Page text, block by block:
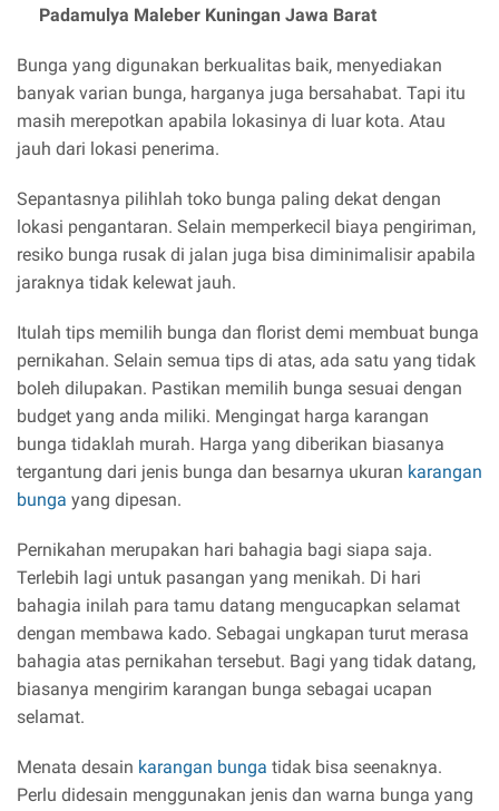
Padamulya Maleber Kuningan Jawa Barat
Bunga yang digunakan berkualitas baik, menyediakan
banyak varian bunga, harganya juga bersahabat. Tapi itu
masih merepotkan apabila lokasinya di luar kota. Atau
jauh dari lokasi penerima.
Sepantasnya pilihlah toko bunga paling dekat dengan
lokasi pengantaran. Selain memperkecil biaya pengiriman,
resiko bunga rusak di jalan juga bisa diminimalisir apabila
jaraknya tidak kelewat jauh.
Itulah tips memilih bunga dan florist demi membuat bunga
pernikahan. Selain semua tips di atas, ada satu yang tidak
boleh dilupakan. Pastikan memilih bunga sesuai dengan
budget yang anda miliki. Mengingat harga karangan
bunga tidaklah murah. Harga yang diberikan biasanya
tergantung dari jenis bunga dan besarnya ukuran karangan
bunga yang dipesan.
Pernikahan merupakan hari bahagia bagi siapa saja.
Terlebih lagi untuk pasangan yang menikah. Di hari
bahagia inilah para tamu datang mengucapkan selamat
dengan membawa kado. Sebagai ungkapan turut merasa
bahagia atas pernikahan tersebut. Bagi yang tidak datang,
biasanya mengirim karangan bunga sebagai ucapan
selamat.
Menata desain karangan bunga tidak bisa seenaknya.
Perlu didesain menggunakan jenis dan warna bunga yang